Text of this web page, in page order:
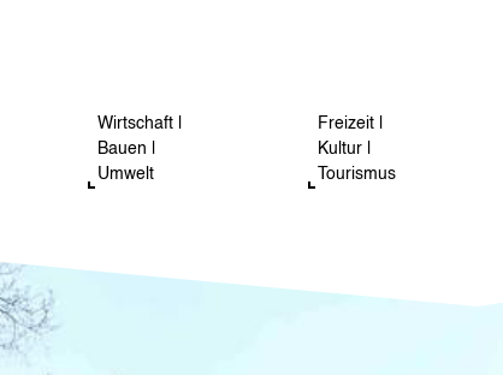
Wirtschaft |
Bauen |
Umwelt
Freizeit |
Kultur |
Tourismus